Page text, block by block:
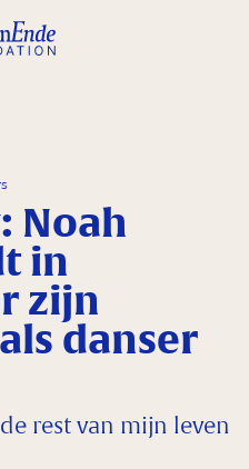
gaan
Noah
in
zijn
danser
rest van mijn leven